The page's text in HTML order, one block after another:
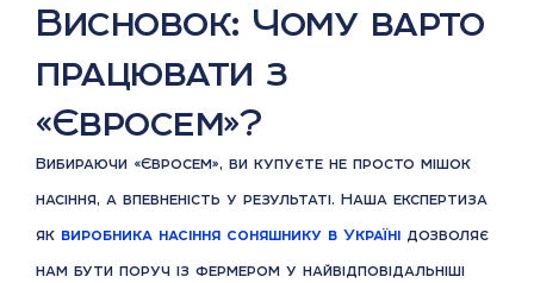
Висновок: Чому варто
працювати з
«Євросем»?
Вибираючи «Євросем», ви купуєте не просто мішок
насіння, а впевненість у результаті. Наша експертиза
як виробника насіння соняшнику в Україні дозволяє
нам бути поруч із фермером у найвідповідальніші